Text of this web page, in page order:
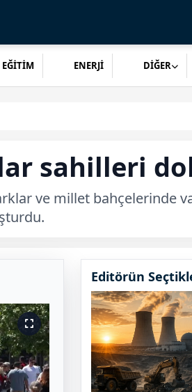
EĞİTİM ENERJİ DİĞER
sahilleri
ve millet bahçelerinde
Editörün